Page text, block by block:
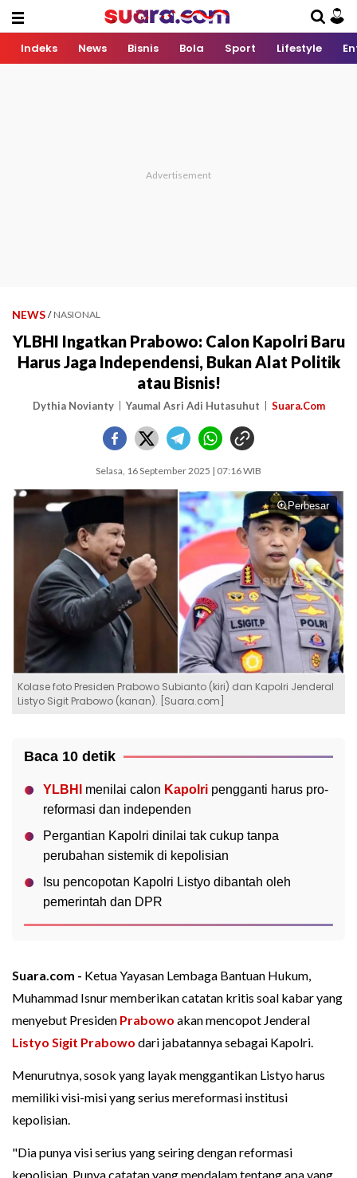
Indeks News Bisnis Bola Sport Lifestyle
NEWS / NASIONAL
YLBHI Ingatkan Prabowo: Calon Kapolri Baru
Harus Jaga Independensi, Bukan Alat Politik
atau Bisnis!
Dythia Novianty Yaumal Asri Adi Hutasuhut Suara.Com
Selasa, 16 September 2025 | 07:16 WIB
Perbesar
Kolase foto Presiden Prabowo Subianto (kiri) dan Kapolri Jenderal
Listyo Sigit Prabowo (kanan). [Suara.com]
Baca 10 detik
YLBHI menilai calon Kapolri pengganti harus pro-
reformasi dan independen
Pergantian Kapolri dinilai tak cukup tanpa
perubahan sistemik di kepolisian
Isu pencopotan Kapolri Listyo dibantah oleh
pemerintah dan DPR
Suara.com - Ketua Yayasan Lembaga Bantuan Hukum,
Muhammad Isnur memberikan catatan kritis soal kabar yang
menyebut Presiden Prabowo akan mencopot Jenderal
Listyo Sigit Prabowo dari jabatannya sebagai Kapolri.
Menurutnya, sosok yang layak menggantikan Listyo harus
memiliki visi-misi yang serius mereformasi institusi
kepolisian.
"Dia punya visi serius yang seiring dengan reformasi
kepolisian. Punya catatan yang mendalam tentang apa yang